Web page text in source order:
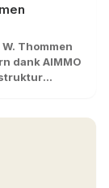
Thommen
dank AIMMO